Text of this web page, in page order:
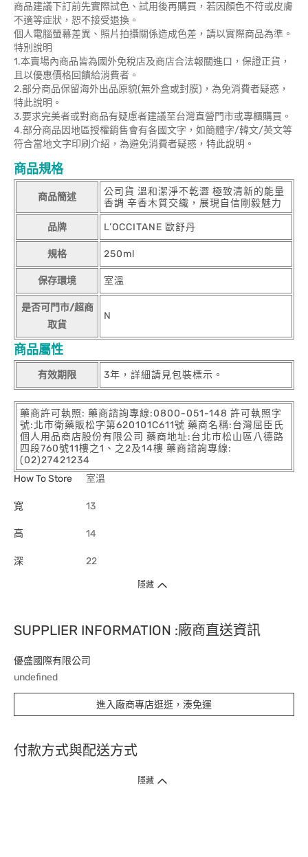
商品建議下訂前先實際試色、試用後再購買，若因顏色不符或皮膚
不適等症狀，恕不接受退換。
個人電腦螢幕差異、照片拍攝關係造成色差，請以實際商品為準。
特別說明
1.本賣場內商品皆為國外免稅店及商店合法報關進口，保證正貨，
且以優惠價格回饋給消費者。
2.部分商品保留海外出品原貌(無外盒或封膜)，為免消費者疑惑，
特此說明。
3.要求完美者或對商品有疑慮者建議至台灣直營門市或專櫃購買。
4.部分商品因地區授權銷售會有各國文字，如簡體字/韓文/英文等
符合當地文字印刷介紹，為避免消費者疑惑，特此說明。
商品規格
商品簡述
公司貨 溫和潔淨不乾澀 極致清新的能量
香調 辛香木質交織，展現自信剛毅魅力
品牌 L’OCCITANE 歐舒丹
規格 250ml
保存環境 室溫
是否可門市/超商
取貨
N
商品屬性
有效期限 3年，詳細請見包裝標示。
藥商許可執照: 藥商諮詢專線:0800-051-148 許可執照字
號:北市衛藥販松字第620101C611號 藥商名稱:台灣屈臣氏
個人用品商店股份有限公司 藥商地址:台北市松山區八德路
四段760號11樓之1、之2及14樓 藥商諮詢專線:
(02)27421234
How To Store
室溫
寬 13
高 14
深 22
隱藏
SUPPLIER INFORMATION :廠商直送資訊
優盛國際有限公司
undefined
進入廠商專店逛逛，湊免運
付款方式與配送方式
隱藏